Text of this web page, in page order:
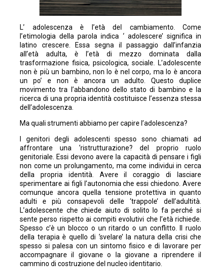
L’ adolescenza è l’età del cambiamento. Come
l’etimologia della parola indica ‘ adolescere’ significa in
latino crescere. Essa segna il passaggio dall’infanzia
all’età adulta, è l’età di mezzo dominata dalla
trasformazione fisica, psicologica, sociale. L’adolescente
non è più un bambino, non lo è nel corpo, ma lo è ancora
un po’ e non è ancora un adulto. Questo duplice
movimento tra l’abbandono dello stato di bambino e la
ricerca di una propria identità costituisce l’essenza stessa
dell’adolescenza.
Ma quali strumenti abbiamo per capire l’adolescenza?
I genitori degli adolescenti spesso sono chiamati ad
affrontare una ‘ristrutturazione? del proprio ruolo
genitoriale. Essi devono avere la capacità di pensare i figli
non come un prolungamento, ma come individui in cerca
della propria identità. Avere il coraggio di lasciare
sperimentare ai figli l’autonomia che essi chiedono. Avere
comunque ancora quella tensione protettiva in quanto
adulti e più consapevoli delle ‘trappole’ dell’adultità.
L’adolescente che chiede aiuto di solito lo fa perché si
sente perso rispetto ai compiti evolutivi che l’età richiede.
Spesso c’è un blocco o un ritardo o un conflitto. Il ruolo
della terapia è quello di ‘svelare’ la natura della crisi che
spesso si palesa con un sintomo fisico e di lavorare per
accompagnare il giovane o la giovane a riprendere il
cammino di costruzione del nucleo identitario.